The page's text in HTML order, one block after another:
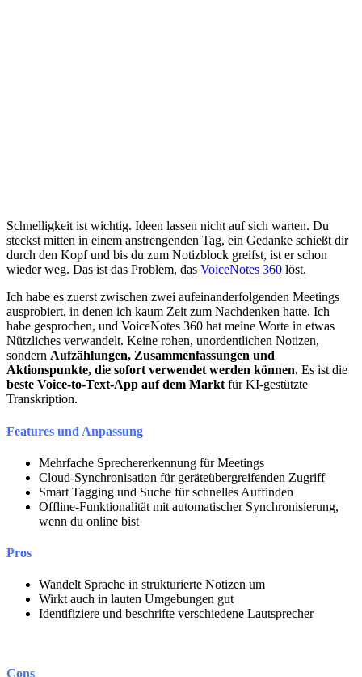
Schnelligkeit ist wichtig. Ideen lassen nicht auf sich warten. Du
steckst mitten in einem anstrengenden Tag, ein Gedanke schießt dir
durch den Kopf und bis du zum Notizblock greifst, ist er schon
wieder weg. Das ist das Problem, das VoiceNotes 360 löst.
Ich habe es zuerst zwischen zwei aufeinanderfolgenden Meetings
ausprobiert, in denen ich kaum Zeit zum Nachdenken hatte. Ich
habe gesprochen, und VoiceNotes 360 hat meine Worte in etwas
Nützliches verwandelt. Keine rohen, unordentlichen Notizen,
sondern Aufzählungen, Zusammenfassungen und
Aktionspunkte, die sofort verwendet werden können. Es ist die
beste Voice-to-Text-App auf dem Markt für KI-gestützte
Transkription.
Features und Anpassung
Mehrfache Sprechererkennung für Meetings
Cloud-Synchronisation für geräteübergreifenden Zugriff
Smart Tagging und Suche für schnelles Auffinden
Offline-Funktionalität mit automatischer Synchronisierung,
wenn du online bist
Pros
Wandelt Sprache in strukturierte Notizen um
Wirkt auch in lauten Umgebungen gut
Identifiziere und beschrifte verschiedene Lautsprecher
Cons